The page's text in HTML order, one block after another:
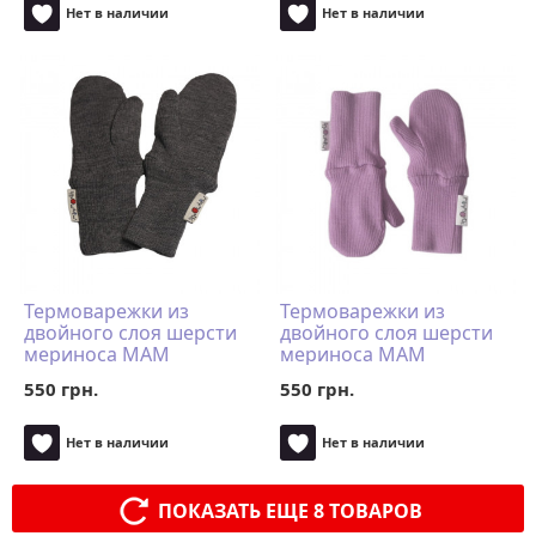
Нет в наличии Нет в наличии
Термоварежки из
двойного слоя шерсти
мериноса MAM
98-104/110, серый)
550 грн.
Нет в наличии
Термоварежки из
двойного слоя шерсти
мериноса MAM
98-104/110, розовый)
550 грн.
Нет в наличии
ПОКАЗАТЬ ЕЩЕ 8 ТОВАРОВ